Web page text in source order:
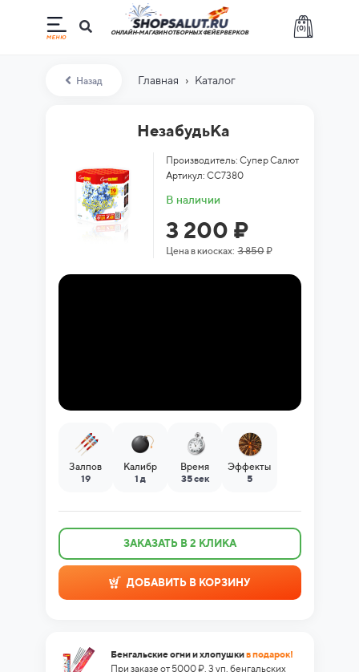
(0)
ОНЛАЙН-МАГАЗИН ОТБОРНЫХ ФЕЙЕРВЕРКОВ
Назад Главная › Каталог
НезабудьКа
Производитель: Супер Салют
Артикул: СС7380
В наличии
3 200 ₽
Цена в киосках:3 850₽
Залпов
19
Калибр
1 д
Время
35 сек
Эффекты
5
ЗАКАЗАТЬ В 2 КЛИКА
ДОБАВИТЬ В КОРЗИНУ
Бенгальские огни и хлопушкив подарок!
При заказе от 5000 ₽, 3 уп. бенгальских